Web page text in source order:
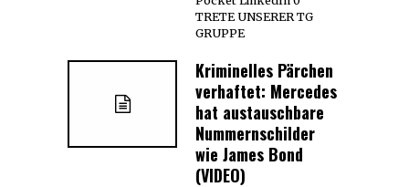
TRETE UNSERER TG
GRUPPE
Kriminelles Pärchen
verhaftet: Mercedes
hat austauschbare
Nummernschilder
wie James Bond
(VIDEO)